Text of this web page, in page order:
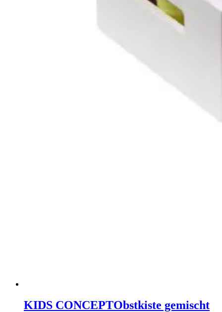
KIDS CONCEPTObstkiste gemischt